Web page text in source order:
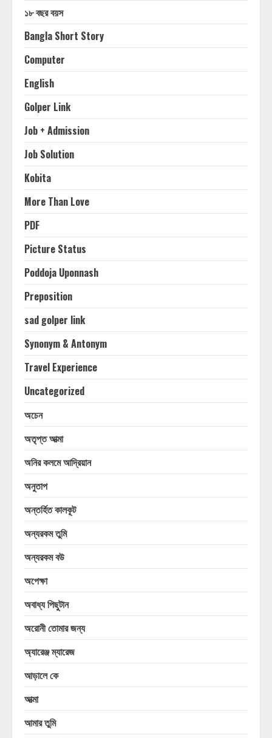
১৮ বছর বয়স
Bangla Short Story
Computer
English
Golper Link
Job + Admission
Job Solution
Kobita
More Than Love
PDF
Picture Status
Poddoja Uponnash
Preposition
sad golper link
Synonym & Antonym
Travel Experience
Uncategorized
অচেন
অতৃপ্ত আত্মা
অনির কলমে আদ্রিয়ান
অনুতাপ
অন্তর্হিত কালকূট
অন্যরকম তুমি
অন্যরকম বউ
অপেক্ষা
অবাধ্য পিছুটান
অরোনী তোমার জন্য
অ্যারেঞ্জ ম্যারেজ
আড়ালে কে
আত্মা
আমার তুমি